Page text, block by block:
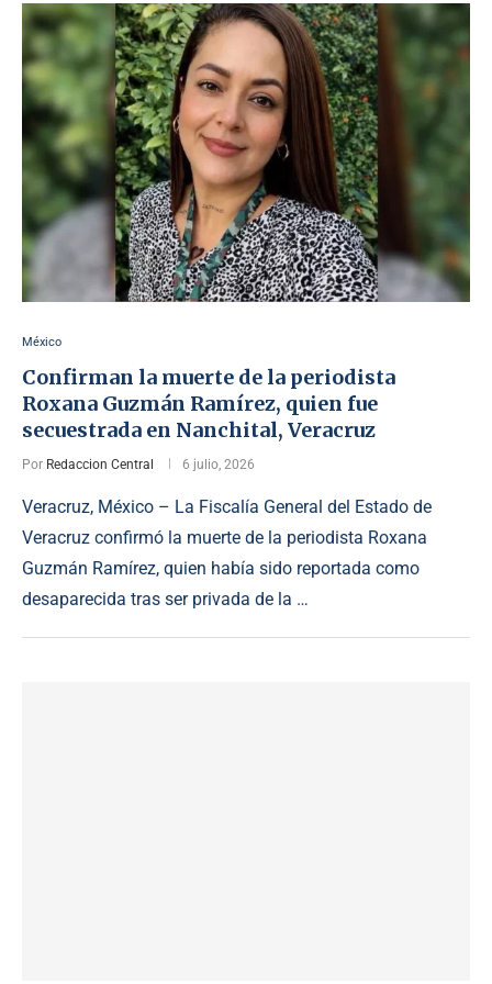
México
Confirman la muerte de la periodista
Roxana Guzmán Ramírez, quien fue
secuestrada en Nanchital, Veracruz
Por Redaccion Central 6 julio, 2026
Veracruz, México – La Fiscalía General del Estado de
Veracruz confirmó la muerte de la periodista Roxana
Guzmán Ramírez, quien había sido reportada como
desaparecida tras ser privada de la …